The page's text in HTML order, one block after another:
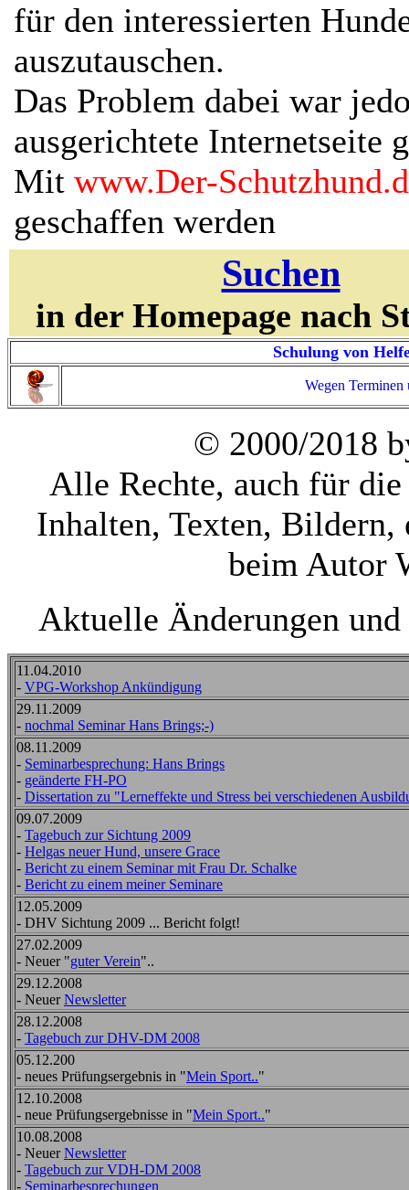
für den interessierten
auszutauschen.
Das Problem dabei war
ausgerichtete Internetseite
Mit www.Der-
geschaffen werden
Suchen
in der Homepage nach
Schulung von
Wegen Terminen
© 2000/2018
Alle Rechte, auch für die
Inhalten, Texten, Bildern,
beim Autor
Aktuelle Änderungen
11.04.2010
- VPG-Workshop Ankündigung
29.11.2009
- nochmal Seminar Hans Brings;-)
08.11.2009
- Seminarbesprechung: Hans Brings
- geänderte FH-PO
- Dissertation zu "Lerneffekte und Stress bei verschiedenen
09.07.2009
- Tagebuch zur Sichtung 2009
- Helgas neuer Hund, unsere Grace
- Bericht zu einem Seminar mit Frau Dr. Schalke
- Bericht zu einem meiner Seminare
12.05.2009
- DHV Sichtung 2009 ... Bericht folgt!
27.02.2009
- Neuer "guter Verein"..
29.12.2008
- NeuerNewsletter
28.12.2008
- Tagebuch zur DHV-DM 2008
05.12.200
- neues Prüfungsergebnis in "Mein Sport.."
12.10.2008
- neue Prüfungsergebnisse in "Mein Sport.."
10.08.2008
- NeuerNewsletter
- Tagebuch zur VDH-DM 2008
- Seminarbesprechungen